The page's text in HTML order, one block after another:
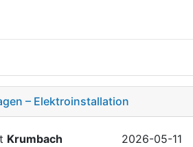
– Elektroinstallation
Krumbach
2026-05-11